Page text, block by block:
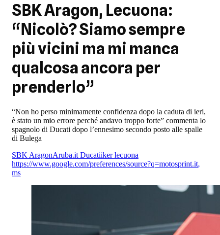
SBK Aragon, Lecuona:
“Nicolò? Siamo sempre
più vicini ma mi manca
qualcosa ancora per
prenderlo”
“Non ho perso minimamente confidenza dopo la caduta di ieri,
è stato un mio errore perché andavo troppo forte” commenta lo
spagnolo di Ducati dopo l’ennesimo secondo posto alle spalle
di Bulega
SBK AragonAruba.it Ducatiiker lecuona
https://www.google.com/preferences/source?q=motosprint.it,
ms